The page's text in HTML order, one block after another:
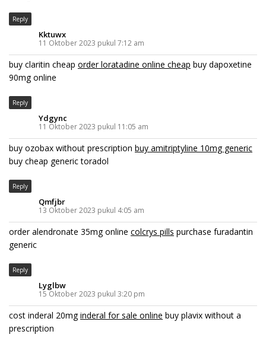
Reply
Kktuwx
11 Oktober 2023 pukul 7:12 am
buy claritin cheap order loratadine online cheap buy dapoxetine
90mg online
Reply
Ydgync
11 Oktober 2023 pukul 11:05 am
buy ozobax without prescription buy amitriptyline 10mg generic
buy cheap generic toradol
Reply
Qmfjbr
13 Oktober 2023 pukul 4:05 am
order alendronate 35mg online colcrys pills purchase furadantin
generic
Reply
Lyglbw
15 Oktober 2023 pukul 3:20 pm
cost inderal 20mginderal for sale online buy plavix without a
prescription